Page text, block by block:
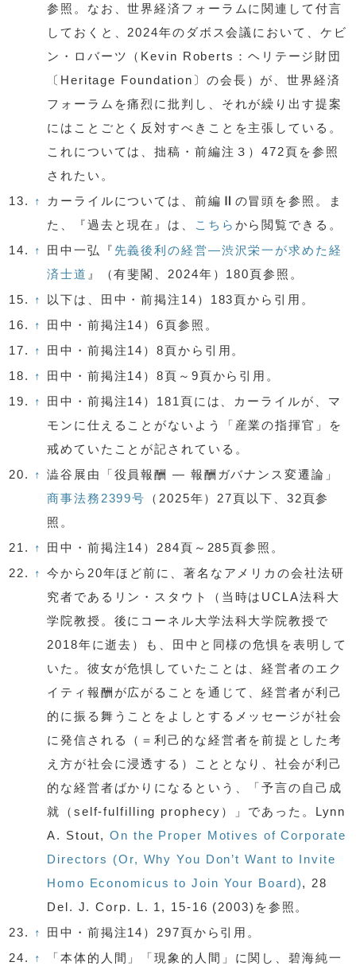
参照。なお、世界経済フォーラムに関連して付言
しておくと、2024年のダボス会議において、ケビ
ン・ロバーツ（Kevin Roberts：ヘリテージ財団
〔Heritage Foundation〕の会長）が、世界経済
フォーラムを痛烈に批判し、それが繰り出す提案
にはことごとく反対すべきことを主張している。
これについては、拙稿・前編注３）472頁を参照
されたい。
13.
↑ カーライルについては、前編 Ⅱ の冒頭を参照。ま
た、『過去と現在』は、
こちら から閲覧できる。
14.
↑ 田中一弘『 先義後利の経営—渋沢栄一が求めた経
済士道 』（有斐閣、2024年）180頁参照。
15.
↑
以下は、田中・前掲注14）183頁から引用。
16.
↑
田中・前掲注14）6頁参照。
17.
↑
田中・前掲注14）8頁から引用。
18.
↑
田中・前掲注14）8頁～9頁から引用。
19.
↑
田中・前掲注14）181頁には、カーライルが、マ
モンに仕えることがないよう「産業の指揮官」を
戒めていたことが記されている。
20.
↑ 澁谷展由「役員報酬 — 報酬ガバナンス変遷論」
商事法務2399号
（2025年）27頁以下、32頁参
照。
21.
↑
田中・前掲注14）284頁～285頁参照。
22.
↑ 今から20年ほど前に、著名なアメリカの会社法研
究者であるリン・スタウト（当時はUCLA法科大
学院教授。後にコーネル大学法科大学院教授で
2018年に逝去）も、田中と同様の危惧を表明して
いた。彼女が危惧していたことは、経営者のエク
イティ報酬が広がることを通じて、経営者が利己
的に振る舞うことをよしとするメッセージが社会
に発信される（＝利己的な経営者を前提とした考
え方が社会に浸透する）こととなり、社会が利己
的な経営者ばかりになるという、「予言の自己成
就（self-fulfilling prophecy）」であった。Lynn
A. Stout, On the Proper Motives of Corporate
Directors (Or, Why You Don’t Want to Invite
Homo Economicus to Join Your Board), 28
Del. J. Corp. L. 1, 15-16 (2003)を参照。
23.
↑
田中・前掲注14）297頁から引用。
24.
↑
「本体的人間」「現象的人間」に関し、碧海純一